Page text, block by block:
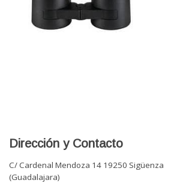
Dirección y Contacto
C/ Cardenal Mendoza 14 19250 Sigüenza
(Guadalajara)